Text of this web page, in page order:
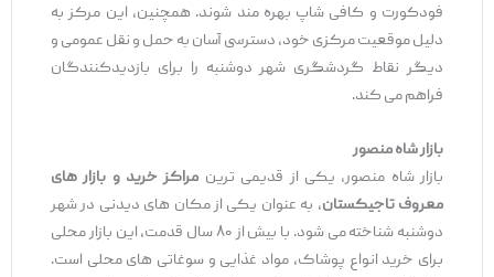
فودکورت و کافی ‌شاپ بهره ‌مند شوند. همچنین، این مرکز به
دلیل موقعیت مرکزی خود، دسترسی آسان به حمل و نقل عمومی و
دیگر نقاط گردشگری شهر دوشنبه را برای بازدیدکنندگان
فراهم می ‌کند.
بازار شاه منصور
بازار شاه منصور، یکی از قدیمی ‌ترینمراکز خرید و بازار های
معروف تاجیکستان، به عنوان یکی از مکان ‌های دیدنی در شهر
دوشنبه شناخته می ‌شود. با بیش از ۸۰ سال قدمت، این بازار محلی
برای خرید انواع پوشاک، مواد غذایی و سوغاتی ‌های محلی است.